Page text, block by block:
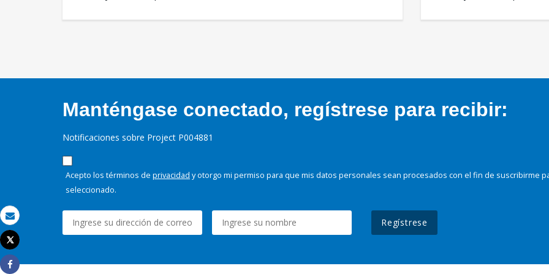
Correo electrónico
Imprimir
Tweet
Manténgase conectado, regístrese para recibir:
Notificaciones sobre Project P004881
Acepto los términos de privacidad y otorgo mi permiso para que mis datos personales sean procesados con el fin de suscribirme
seleccionado.
Regístrese